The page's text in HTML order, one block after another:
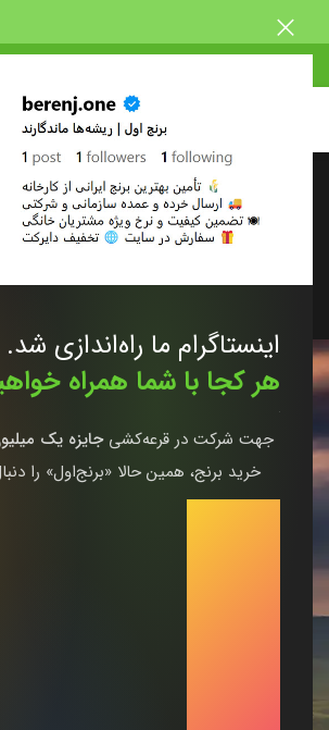
اینستاگرام ما راه‌اندازی
هر کجا با شما همراه
جهت شرکت در قرعه‌کشیجایزه یک
خرید برنج، همین حالا «برنج‌اول» را